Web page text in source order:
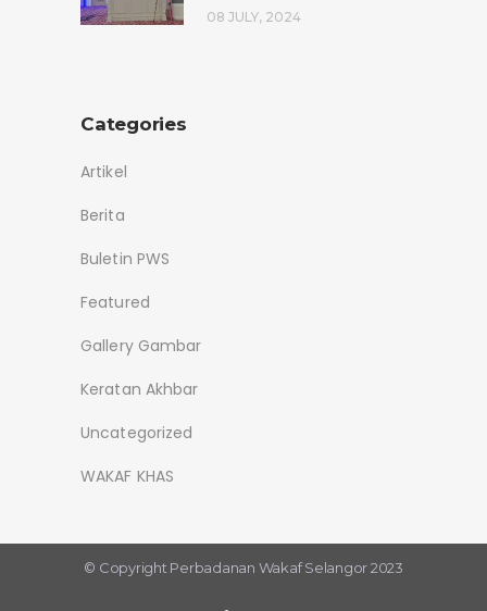
08 JULY, 2024
Categories
Artikel
Berita
Buletin PWS
Featured
Gallery Gambar
Keratan Akhbar
Uncategorized
WAKAF KHAS
© Copyright Perbadanan Wakaf Selangor 2023